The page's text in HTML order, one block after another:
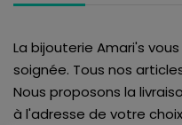
La bijouterie Amari's
soignée. Tous nos
Nous proposons la
à l'adresse de votre